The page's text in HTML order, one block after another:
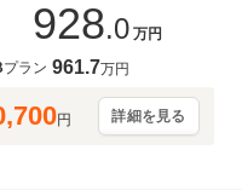
928.0 万円
プラン 961.7万円
円 詳細を見る